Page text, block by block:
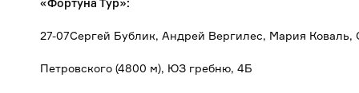
«Фортуна Тур»:
27-07Сергей Бублик, Андрей Вергилес, Мария Коваль,
Петровского (4800 м), ЮЗ гребню, 4Б